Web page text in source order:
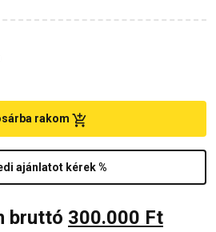
ajánlatot kérek %
rakom
bruttó 300.000 Ft